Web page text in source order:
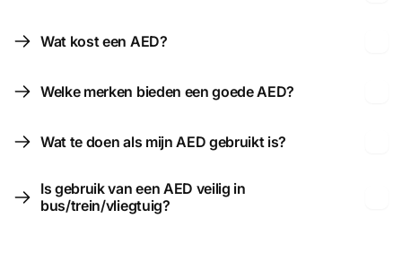
Wat kost een AED?
Welke merken bieden een goede AED?
Wat te doen als mijn AED gebruikt is?
Is gebruik van een AED veilig in
bus/trein/vliegtuig?